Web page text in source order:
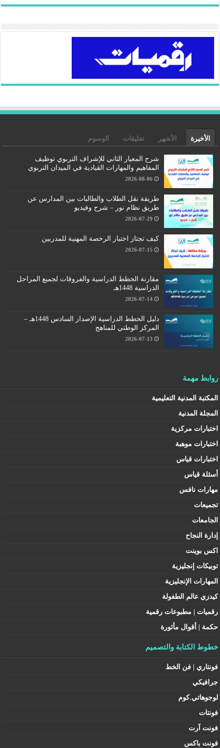
الأخيرة الأشهر تعليقات الوسوم
شرح المعيار الثاني للإشراف التربوي توظيف
المفاهيم والمهارات القيادية في الميدان التربوي
2026-08-06
طريقة نقل الطلاب والطالبات بين المدارس عن
طريق نظام نور – شرح وفيديو
2026-07-29
كيف تجتاز اختبار الرخصة المهنية للمدربين
2026-07-15
مقارنة الخطط الدراسية والفروقات لجميع المراحل
الدراسية 1448هـ
2026-07-14
دليل الخطط الدراسية الإصدار السادس 1448هـ –
المركز الوطني للمناهج
2026-07-13
روابط مهمة
المكتبة المدنية التعليمية
المجلة المدنية
اختبارات مركزية
اختبارات موهبة
اختبارات قياس
أسئلة قياس
مهارات نافس
تجميعات
الجامعات
إدارة النجاح
اكس بوينت
توبيكات إنجليزية
المهارات الإنجليزية
كيدزي عالم الطفولة
رقميات | مطبوعات رقمية
حكمة | أقوال مأثورة
خطوط الكتابة والتصميم
فونتاري | فن الخط
جرافيكي
لوجوهاتي.كوم
فونتات
فونت آرت
فونت باكس